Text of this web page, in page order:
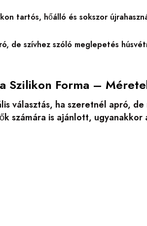
tartós, hőálló és sokszor
de szívhez szóló meglepetés
Szilikon Forma –
választás, ha szeretnél apró,
számára is ajánlott,